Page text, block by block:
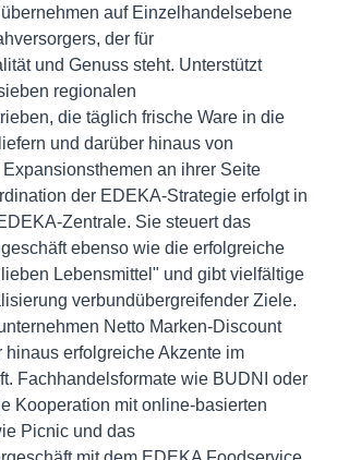
auf Einzelhandelsebene
der für
und Genuss steht. Unterstützt
regionalen
die täglich frische Ware in die
und darüber hinaus von
an ihrer Seite
der EDEKA-Strategie erfolgt in
Zentrale. Sie steuert das
ebenso wie die erfolgreiche
Lebensmittel" und gibt vielfältige
verbundübergreifender Ziele.
Netto Marken-Discount
hinaus erfolgreiche Akzente im
Fachhandelsformate wie BUDNI oder
Kooperation mit online-basierten
Picnic und das